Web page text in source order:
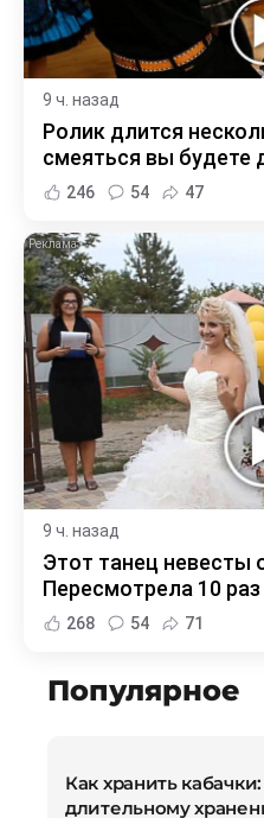
9 ч. назад
Ролик длится
смеяться вы будете
246 54 47
9 ч. назад
Этот танец невесты
Пересмотрела 10 раз
268 54 71
Популярное
Как хранить
длительному